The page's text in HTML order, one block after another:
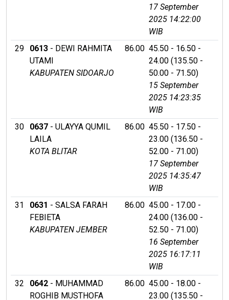
17 September
2025 14:22:00
WIB
29
0613 - DEWI RAHMITA
UTAMI
KABUPATEN SIDOARJO
86.00 45.50 - 16.50 -
24.00 (135.50 -
50.00 - 71.50)
15 September
2025 14:23:35
WIB
30
0637 - ULAYYA QUMIL
LAILA
KOTA BLITAR
86.00 45.50 - 17.50 -
23.00 (136.50 -
52.00 - 71.00)
17 September
2025 14:35:47
WIB
31
0631 - SALSA FARAH
FEBIETA
KABUPATEN JEMBER
86.00 45.00 - 17.00 -
24.00 (136.00 -
52.50 - 71.00)
16 September
2025 16:17:11
WIB
32
0642 - MUHAMMAD
ROGHIB MUSTHOFA
86.00 45.00 - 18.00 -
23.00 (135.50 -